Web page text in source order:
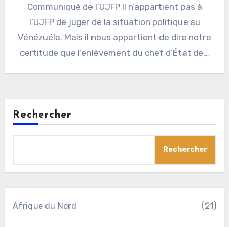
Communiqué de l’UJFP Il n’appartient pas à
l’UJFP de juger de la situation politique au
Vénézuéla. Mais il nous appartient de dire notre
certitude que l’enlèvement du chef d’État de…
Rechercher
Rechercher
Afrique du Nord (21)